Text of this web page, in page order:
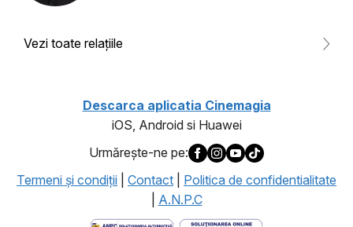
Vezi toate relaţiile
Descarca aplicatia Cinemagia
iOS, Android si Huawei
Urmăreşte-ne pe:
Termeni şi condiţii
Contact
Politica de confidentialitate
A.N.P.C